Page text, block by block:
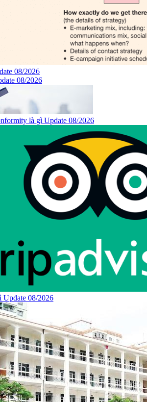
08/2026
08/2026
là gì Update 08/2026
Update 08/2026